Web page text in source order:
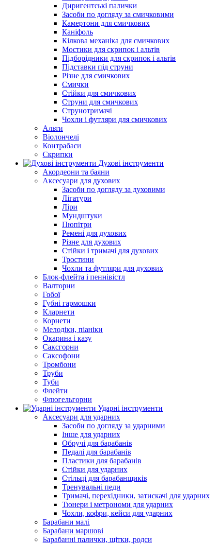
Диригентські палички
Засоби по догляду за смичковими
Камертони для смичкових
Каніфоль
Кілкова механіка для смичкових
Мостики для скрипок і альтів
Підборiдники для скрипок і альтів
Підставки під струни
Різне для смичкових
Смички
Стійки для смичкових
Струни для смичкових
Струнотримачі
Чохли і футляри для смичкових
Альти
Віолончелі
Контрабаси
Скрипки
Духові інструменти
Акордеони та баяни
Аксесуари для духових
Засоби по догляду за духовими
Лігатури
Ліри
Мундштуки
Пюпітри
Ремені для духових
Різне для духових
Стійки і тримачі для духових
Тростини
Чохли та футляри для духових
Блок-флейта і пеннівістл
Валторни
Гобої
Губні гармошки
Кларнети
Корнети
Мелодіки, піаніки
Окарина і казу
Саксгорни
Саксофони
Тромбони
Труби
Туби
Флейти
Флюгельгорни
Ударні інструменти
Аксесуари для ударних
Засоби по догляду за ударними
Інше для ударних
Обручі для барабанів
Педалі для барабанів
Пластики для барабанів
Стійки для ударних
Стільці для барабанщиків
Тренувальні педи
Тримачі, перехідники, затискачі для ударних
Тюнери і метрономи для ударних
Чохли, кофри, кейси для ударних
Барабани малі
Барабани маршові
Барабанні палички, щітки, родси